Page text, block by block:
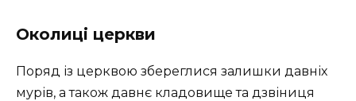
Околиці церкви
Поряд із церквою збереглися залишки давніх
мурів, а також давнє кладовище та дзвіниця